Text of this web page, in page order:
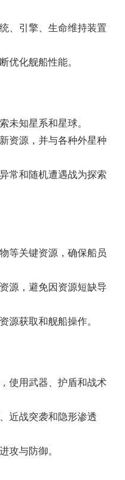
、引擎、生命维持装置
优化舰船性能。
未知星系和星球。
资源，并与各种外星种
常和随机遭遇战为探索
等关键资源，确保船员
源，避免因资源短缺导
源获取和舰船操作。
使用武器、护盾和战术
近战突袭和隐形渗透
攻与防御。